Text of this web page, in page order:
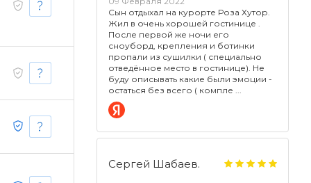
Сын отдыхал на курорте Роза Хутор.
Жил в очень хорошей гостинице .
После первой же ночи его
сноуборд, крепления и ботинки
пропали из сушилки ( специально
отведённое место в гостинице). Не
буду описывать какие были эмоции -
остаться без всего ( компле
Сергей Шабаев.